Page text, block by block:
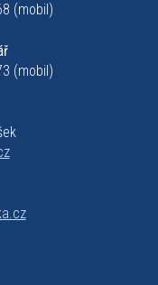
(mobil)
(mobil)